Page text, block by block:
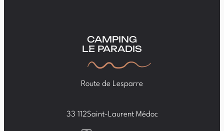
CAMPING
LE PARADIS
Route de Lesparre
33 112Saint-Laurent Médoc